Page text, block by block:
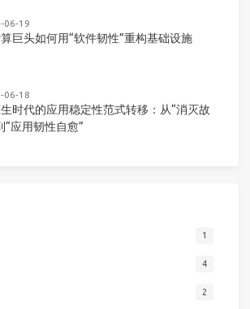
06-19
巨头如何用“软件韧性”重构基础设施
06-18
时代的应用稳定性范式转移：从“消灭故
“应用韧性自愈”
1
4
2